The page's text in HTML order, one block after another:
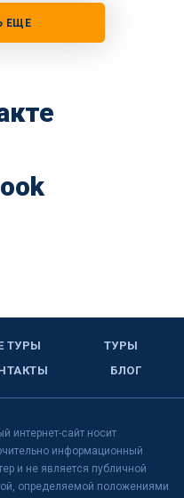
ЕЩЕ
ТУРЫ
ТУРЫ
БЛОГ
интернет-сайт носит
информационный
и не является публичной
определяемой положениями